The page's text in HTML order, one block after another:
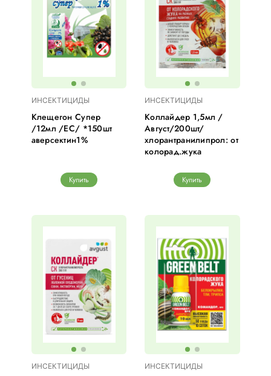
ИНСЕКТИЦИДЫ
Клещегон Супер
/12мл /ЕС/ *150шт
аверсектин1%
Купить
ИНСЕКТИЦИДЫ
Коллайдер 1,5мл /
Август/200шт/
хлорантранилипрол: от
колорад.жука
Купить
ИНСЕКТИЦИДЫ ИНСЕКТИЦИДЫ